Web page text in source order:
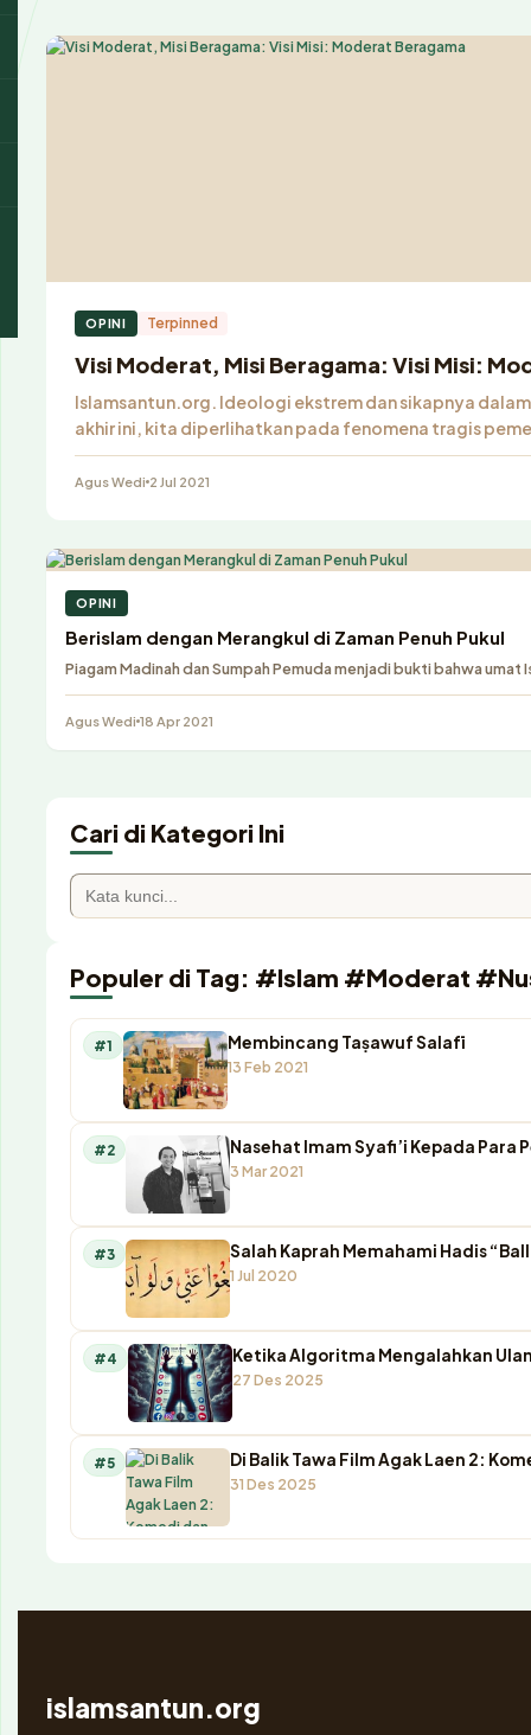
OPINI Terpinned
Visi Moderat, Misi Beragama: Visi Misi:
Islamsantun.org. Ideologi ekstrem dan sikapnya
akhir ini, kita diperlihatkan pada fenomena tragis
Agus Wedi 2 Jul 2021
OPINI
Berislam dengan Merangkul di Zaman Penuh Pukul
Piagam Madinah dan Sumpah Pemuda menjadi bukti bahwa
Agus Wedi 18 Apr 2021
Cari di Kategori Ini
Populer di Tag: #Islam #Moderat
#1 Membincang Taṣawuf Salafī
13 Feb 2021
#2 Nasehat Imam Syafi’i Kepada Para
3 Mar 2021
#3 Salah Kaprah Memahami Hadis
1 Jul 2020
#4 Ketika Algoritma Mengalahkan
27 Des 2025
#5 Di Balik Tawa Film Agak Laen 2:
31 Des 2025
islamsantun.org